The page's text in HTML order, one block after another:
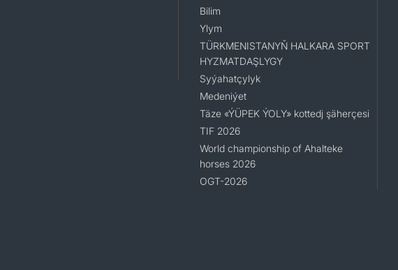
Bilim
Ylym
TÜRKMENISTANYŇ HALKARA SPORT
HYZMATDAŞLYGY
Syýahatçylyk
Medeniýet
Täze «ÝÜPEK ÝOLY» kottedj şäherçesi
TIF 2026
World championship of Ahalteke
horses 2026
OGT-2026